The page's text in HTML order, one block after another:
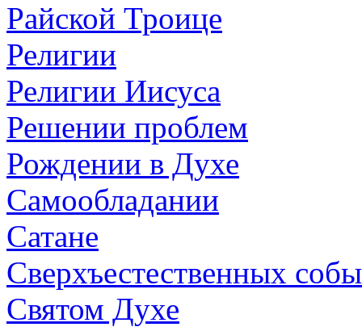
Райской Троице
Религии
Религии Иисуса
Решении проблем
Рождении в Духе
Самообладании
Сатане
Сверхъестественных
Святом Духе